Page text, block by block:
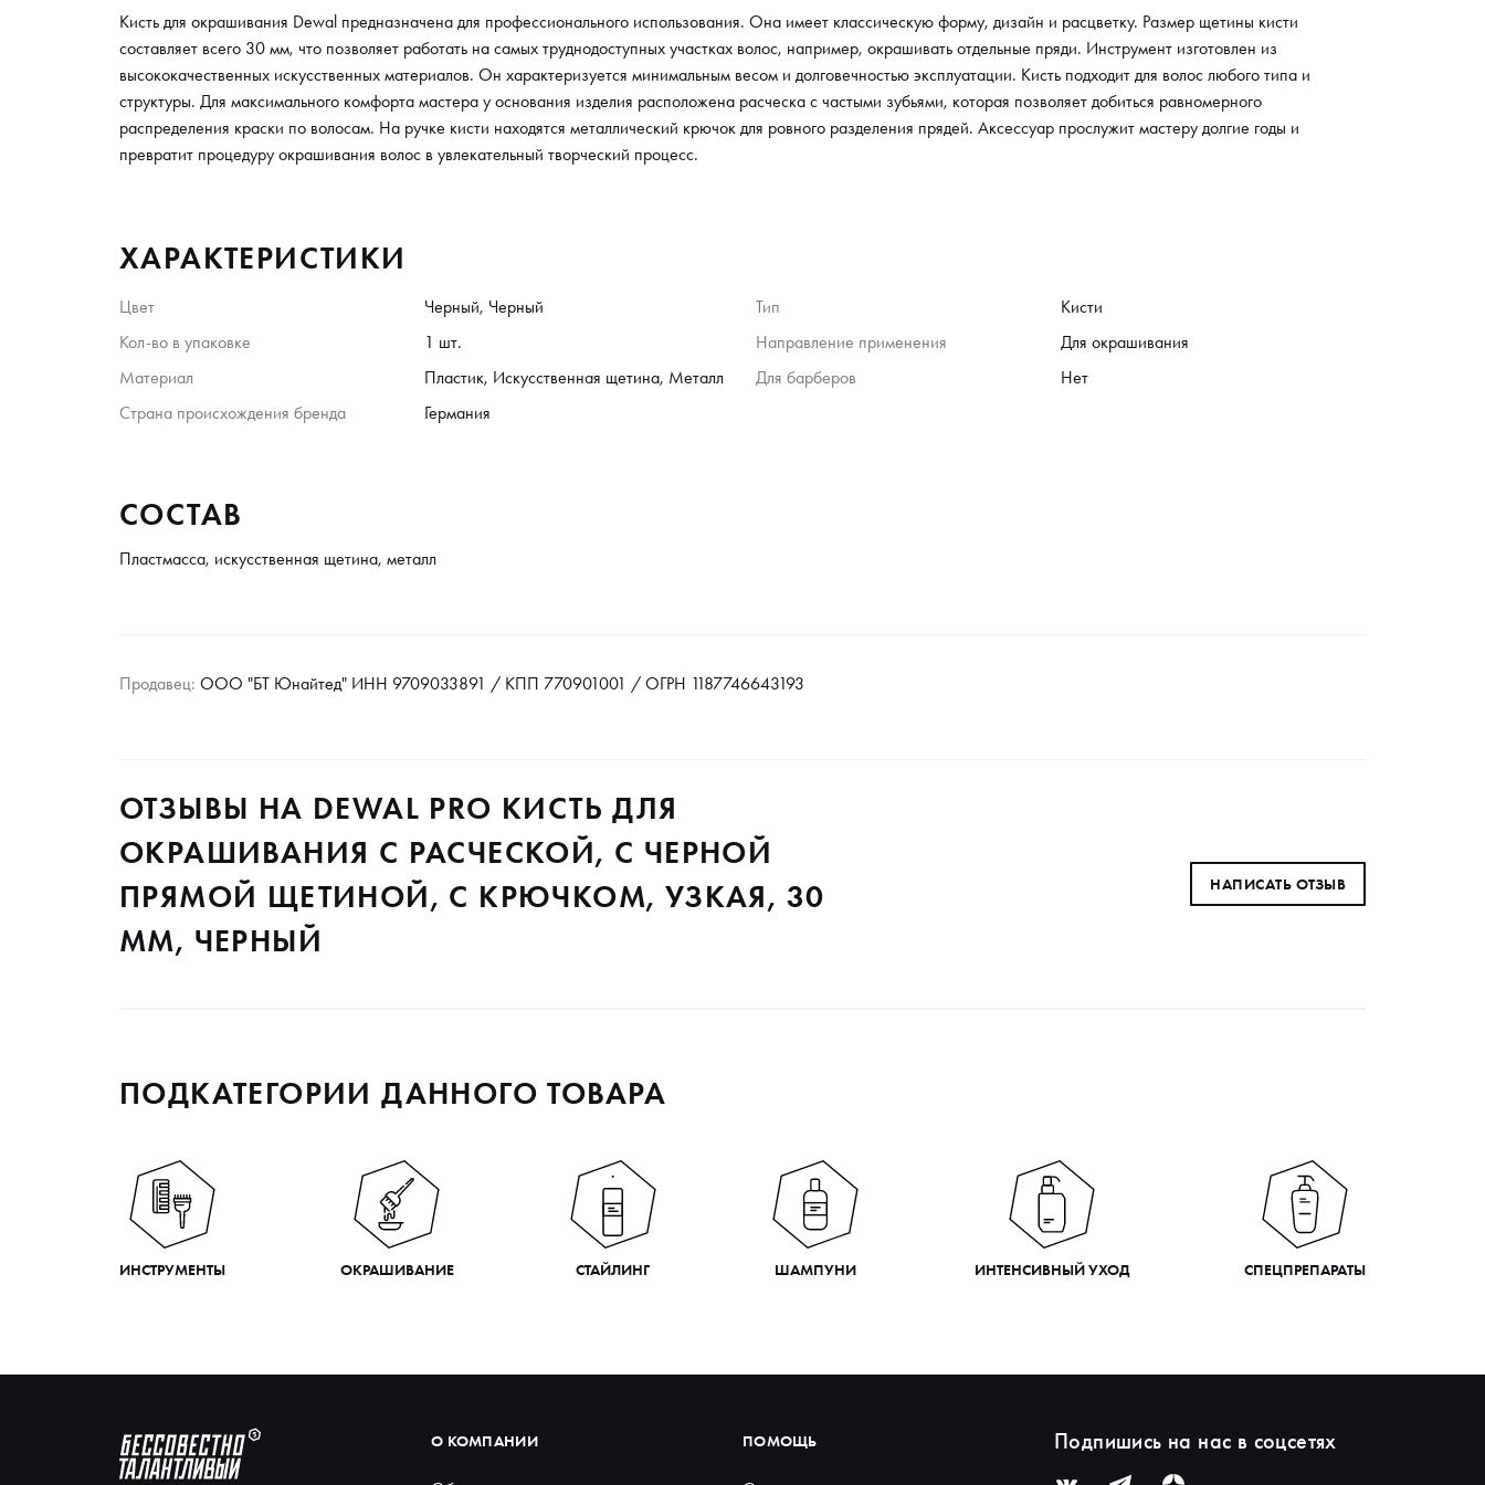
процесс.
Кисть для окрашивания Dewal предназначена для профессионального использования. Она имеет классическую форму, дизайн и расцветку. Размер щетины кисти
составляет всего 30 мм, что позволяет работать на самых труднодоступных участках волос, например, окрашивать отдельные пряди. Инструмент изготовлен из
высококачественных искусственных материалов. Он характеризуется минимальным весом и долговечностью эксплуатации. Кисть подходит для волос любого типа и
структуры. Для максимального комфорта мастера у основания изделия расположена расческа с частыми зубьями, которая позволяет добиться равномерного
распределения краски по волосам. На ручке кисти находятся металлический крючок для ровного разделения прядей. Аксессуар прослужит мастеру долгие годы и
превратит процедуру окрашивания волос в увлекательный творческий процесс.
ХАРАКТЕРИСТИКИ
Цвет Черный, Черный Тип
Кисти
Кол-во в упаковке
1 шт. Направление применения
Для окрашивания
Материал
Пластик, Искусственная щетина, Металл Для барберов
Нет
Страна происхождения бренда
Германия
СОСТАВ
Пластмасса, искусственная щетина, металл
Продавец: ООО "БТ Юнайтед" ИНН 9709033891 / КПП 770901001 / ОГРН 1187746643193
ОТЗЫВЫ НА DEWAL PRO КИСТЬ ДЛЯ
ОКРАШИВАНИЯ С РАСЧЕСКОЙ, С ЧЕРНОЙ
ПРЯМОЙ ЩЕТИНОЙ, С КРЮЧКОМ, УЗКАЯ, 30
ММ, ЧЕРНЫЙ
НАПИСАТЬ ОТЗЫВ
ПОДКАТЕГОРИИ ДАННОГО ТОВАРА
ИНСТРУМЕНТЫ ОКРАШИВАНИЕ СТАЙЛИНГ ШАМПУНИ ИНТЕНСИВНЫЙ УХОД СПЕЦПРЕПАРАТЫ
О КОМПАНИИ ПОМОЩЬ Подпишись на нас в соцсетях